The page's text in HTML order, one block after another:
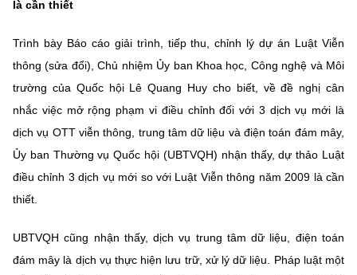
Chọn ngôn ngữ
Vietnamese English
BỘ KHOA HỌC VÀ CÔNG NGHỆ
MINISTRY OF SCIENCE AND TECHNOLOGY
Chịu trách nhiệm nội dung: Nguyễn Thị Hải Hằng
Giám đốc Trung tâm Truyền thông Khoa học và Công nghệ.
là cần thiết
Trình bày Báo cáo giải trình, tiếp thu, chỉnh lý dự án Luật Viễn
thông (sửa đổi), Chủ nhiệm Ủy ban Khoa học, Công nghệ và Môi
trường của Quốc hội Lê Quang Huy cho biết, về đề nghị cân
nhắc việc mở rộng phạm vi điều chỉnh đối với 3 dịch vụ mới là
dịch vụ OTT viễn thông, trung tâm dữ liệu và điện toán đám mây,
Ủy ban Thường vụ Quốc hội (UBTVQH) nhận thấy, dự thảo Luật
điều chỉnh 3 dịch vụ mới so với Luật Viễn thông năm 2009 là cần
thiết.
UBTVQH cũng nhận thấy, dịch vụ trung tâm dữ liệu, điện toán
đám mây là dịch vụ thực hiện lưu trữ, xử lý dữ liệu. Pháp luật một